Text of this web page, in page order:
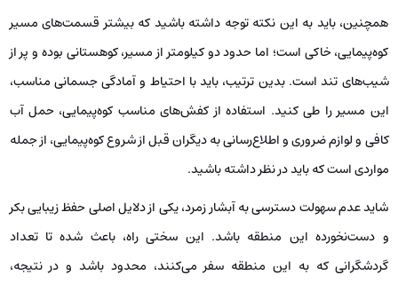
همچنین، باید به این نکته توجه داشته باشید که بیشتر قسمت‌های مسیر
کوه‌پیمایی، خاکی است؛ اما حدود دو کیلومتر از مسیر، کوهستانی بوده و پر از
شیب‌های تند است. بدین ترتیب، باید با احتیاط و آمادگی جسمانی مناسب،
این مسیر را طی کنید. استفاده از کفش‌های مناسب کوه‌پیمایی، حمل آب
کافی و لوازم ضروری و اطلاع‌رسانی به دیگران قبل از شروع کوه‌پیمایی، از جمله
مواردی است که باید در نظر داشته باشید.
شاید عدم سهولت دسترسی به آبشار زمرد، یکی از دلایل اصلی حفظ زیبایی بکر
و دست‌نخورده این منطقه باشد. این سختی راه، باعث شده تا تعداد
گردشگرانی که به این منطقه سفر می‌کنند، محدود باشد و در نتیجه،